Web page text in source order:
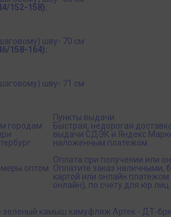
152-158):
шву- 70 см
158-164):
шву- 71 см
городам
Пункты выдачи
Быстрая, недорогая
выдачи СДЭК и Яндекс
наложенным платежом.
оптом
Оплата при получении или
Оплатите заказ наличными,
картой или онлайн
онлайн), по счету для юр.лиц.
зеленый камыш камуфляж Артек - ДТ-